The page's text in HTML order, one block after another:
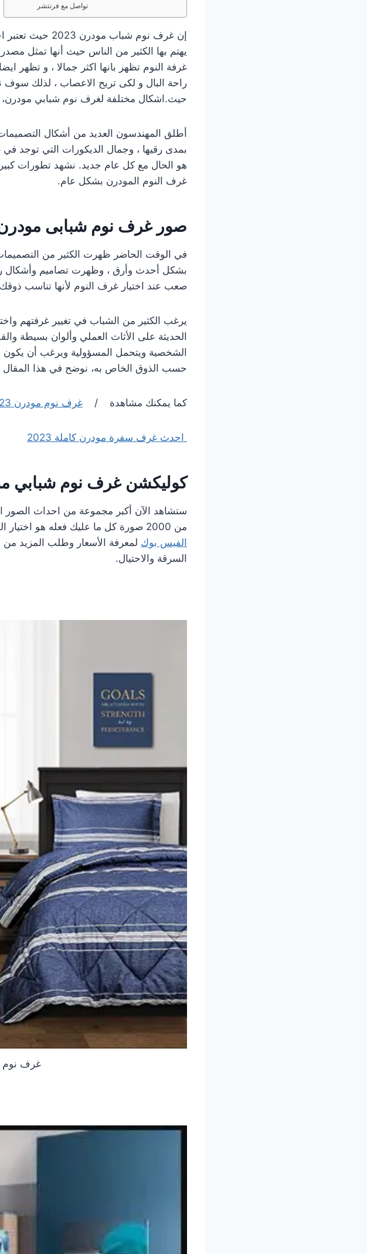
تواصل مع فرنتشر
يهتم بها الكثير من الناس حيث أنها تمثل مصدر
غرفة النوم تظهر بانها اكثر جمالا ، و تظهر
راحة البال و لكى تريح الاعصاب ، لذلك
حيث.اشكال مختلفة لغرف نوم شبابي مودرن، غرف
أطلق المهندسون العديد من أشكال
بمدى رقيها ، وجمال الديكورات التي توجد
هو الحال مع كل عام جديد. نشهد تطورات
غرف النوم المودرن بشكل عام.
صور غرف نوم شبابى
في الوقت الحاضر ظهرت الكثير من
بشكل أحدث وأرق ، وظهرت تصاميم وأشكال
صعب عند اختيار غرف النوم لأنها تناسب ذوقك
يرغب الكثير من الشباب في تغيير غرفتهم
الحديثة على الأثاث العملي وألوان بسيطة
الشخصية ويتحمل المسؤولية ويرغب أن
حسب الذوق الخاص به، نوضح في هذا المقال
كما يمكنك مشاهدة / غرف نوم مودرن 2023
احدث غرف سفرة مودرن كاملة 2023
كوليكشن غرف نوم شبابي
من 2000 صورة كل ما عليك فعله هو اختيار الصورة التي تعجبك والاتصال بنا عبر الهاتف أو أو صفحة
الفيس بوك لمعرفة الأسعار وطلب المزيد من
السرقة والاحتيال.
غرف نوم